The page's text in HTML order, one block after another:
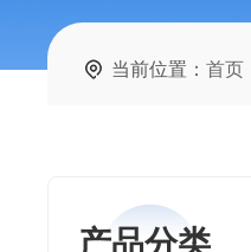
当前位置：首页
产品分类